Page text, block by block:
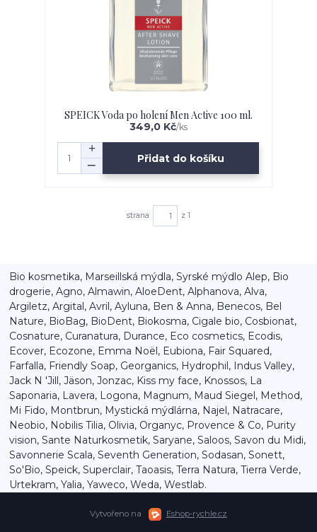
SPEICK Voda po holení Men Active 100 ml.
349,0 Kč/ks
Přidat do košíku
strana z 1
Bio kosmetika, Marseillská mýdla, Syrské mýdlo Alep, Bio
drogerie, Agno, Almawin, AloeDent, Alphanova, Alva,
Argiletz, Argital, Avril, Ayluna, Ben & Anna, Benecos, Bel
Nature, BioBag, BioDent, Biokosma, Cigale bio, Cosbionat,
Cosnature, Curanatura, Durance, Eco cosmetics, Ecodis,
Ecover, Ecozone, Emma Noël, Eubiona, Fair Squared,
Farfalla, Friendly Soap, Georganics, Hydrophil, Indus Valley,
Jack N 'Jill, Jäson, Jonzac, Kiss my face, Knossos, La
Saponaria, Lavera, Logona, Magnum, Maud Siegel, Method,
Mi Fido, Montbrun, Mystická mýdlárna, Najel, Natracare,
Neobio, Nobilis Tilia, Olivia, Organyc, Provence & Co, Purity
vision, Sante Naturkosmetik, Saryane, Saloos, Savon du Midi,
Savonnerie Scala, Seventh Generation, Sodasan, Sonett,
So'Bio, Speick, Superclair, Taoasis, Terra Natura, Tierra Verde,
Urtekram, Yalia, Yaweco, Weda, Westlab.
Vytvořeno na Eshop-rychle.cz